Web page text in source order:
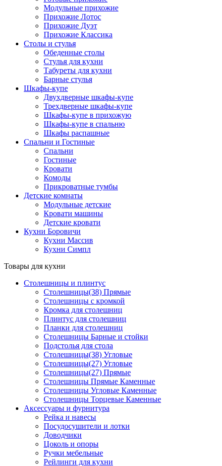
Модульные прихожие
Прихожие Лотос
Прихожие Дуэт
Прихожие Классика
Столы и стулья
Обеденные столы
Стулья для кухни
Табуреты для кухни
Барные стулья
Шкафы-купе
Двухдверные шкафы-купе
Трехдверные шкафы-купе
Шкафы-купе в прихожую
Шкафы-купе в спальню
Шкафы распашные
Спальни и Гостиные
Спальни
Гостиные
Кровати
Комоды
Прикроватные тумбы
Детские комнаты
Модульные детские
Кровати машины
Детские кровати
Кухни Боровичи
Кухни Массив
Кухни Симпл
Товары для кухни
Столешницы и плинтус
Столешницы(38) Прямые
Столешницы с кромкой
Кромка для столешниц
Плинтус для столешниц
Планки для столешниц
Столешницы Барные и стойки
Подстолья для стола
Столешницы(38) Угловые
Столешницы(27) Угловые
Столешницы(27) Прямые
Столешницы Прямые Каменные
Столешницы Угловые Каменные
Столешницы Торцевые Каменные
Аксессуары и фурнитура
Рейка и навесы
Посудосушители и лотки
Доводчики
Цоколь и опоры
Ручки мебельные
Рейлинги для кухни